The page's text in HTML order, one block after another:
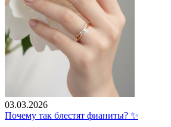
03.03.2026
Почему так блестят фианиты? ✨